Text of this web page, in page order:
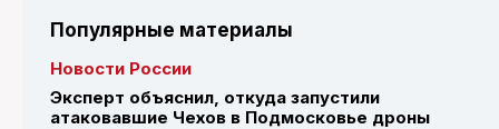
Популярные материалы
Новости России
Эксперт объяснил, откуда запустили
атаковавшие Чехов в Подмосковье дроны